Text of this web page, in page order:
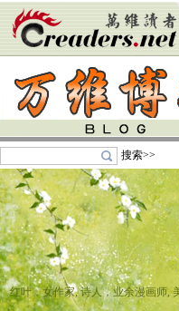
搜索>>
红叶，女作家, 诗人，业余漫画师,